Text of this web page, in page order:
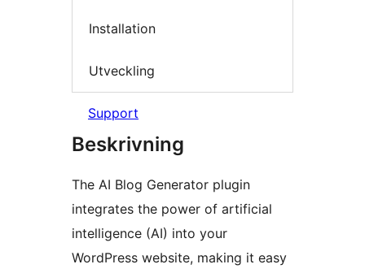
Installation
Utveckling
Support
Beskrivning
The AI Blog Generator plugin
integrates the power of artificial
intelligence (AI) into your
WordPress website, making it easy